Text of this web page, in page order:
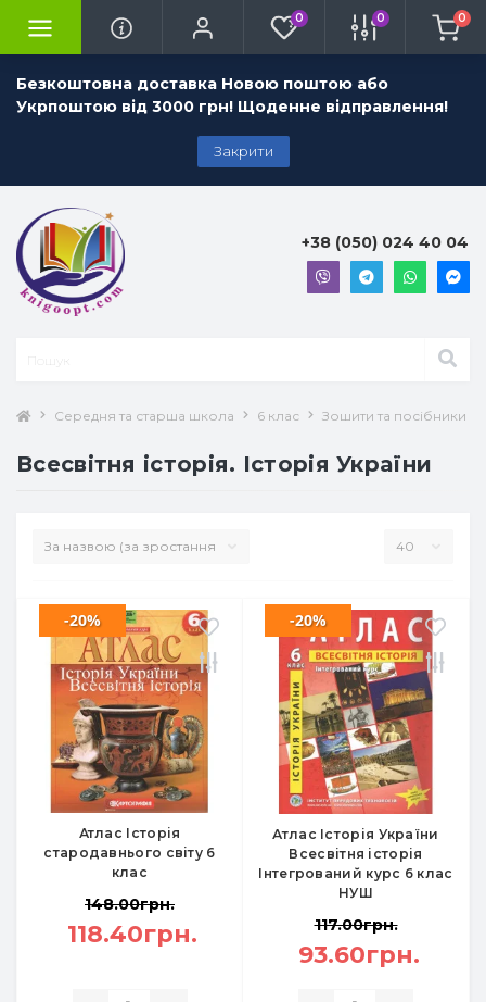
Безкоштовна доставка Новою поштою або
Укрпоштою від 3000 грн! Щоденне відправлення!
Закрити
0 0 0
+38 (050) 024 40 04
Середня та старша школа 6 клас Зошити та посібники 6
Всесвітня історія. Історія України
Атлас Історія
стародавнього світу 6
клас
-20%
148.00грн.
118.40грн.
Атлас Історія України
Всесвітня історія
Інтегрований курс 6 клас
НУШ
-20%
117.00грн.
93.60грн.